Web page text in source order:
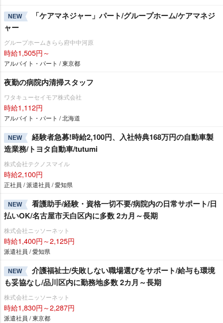
NEW
「ケアマネジャー」パート/グループホーム/ケアマネジ
ャー
グループホームきらら府中中河原
時給1,505円～
アルバイト・パート / 東京都
夜勤の病院内清掃スタッフ
ワタキューセイモア株式会社
時給1,112円
アルバイト・パート / 北海道
NEW
経験者急募!時給2,100円、入社特典168万円の自動車製
造業務/トヨタ自動車/tutumi
株式会社テクノスマイル
時給2,100円
正社員 / 派遣社員 / 愛知県
NEW
看護助手/経験・資格一切不要/病院内の日常サポート/日
払いOK/名古屋市天白区内に多数 2カ月～長期
株式会社ニッソーネット
時給1,400円～2,125円
派遣社員 / 愛知県
NEW
介護福祉士/失敗しない職場選びをサポート/給与も環境
も妥協なし/品川区内に勤務地多数 2カ月～長期
株式会社ニッソーネット
時給1,830円～2,287円
派遣社員 / 東京都